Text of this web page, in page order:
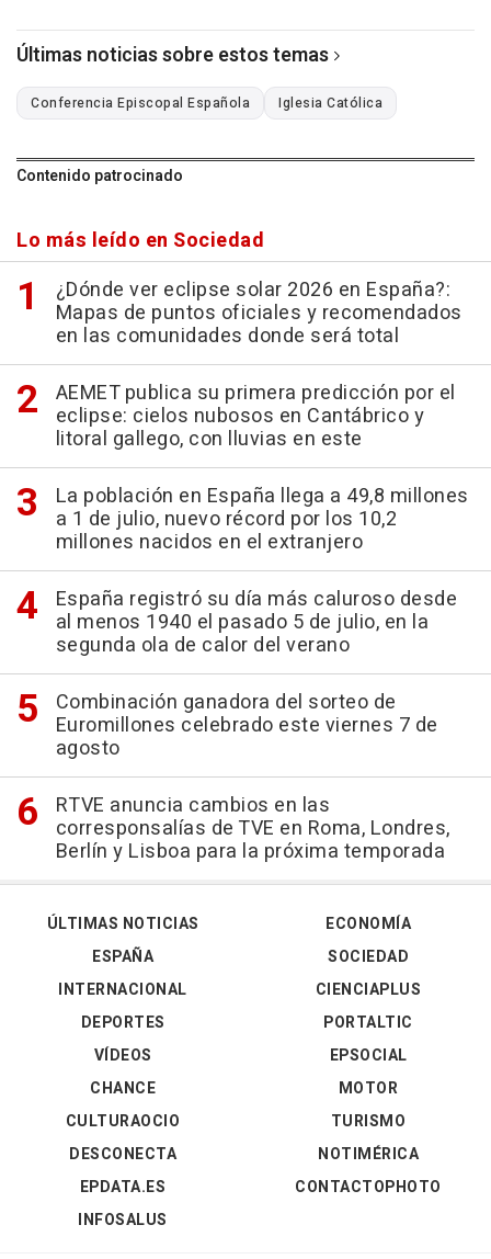
Últimas noticias sobre estos temas
Conferencia Episcopal Española Iglesia Católica
Contenido patrocinado
Lo más leído en Sociedad
¿Dónde ver eclipse solar 2026 en España?:
Mapas de puntos oficiales y recomendados
en las comunidades donde será total
AEMET publica su primera predicción por el
eclipse: cielos nubosos en Cantábrico y
litoral gallego, con lluvias en este
La población en España llega a 49,8 millones
a 1 de julio, nuevo récord por los 10,2
millones nacidos en el extranjero
España registró su día más caluroso desde
al menos 1940 el pasado 5 de julio, en la
segunda ola de calor del verano
Combinación ganadora del sorteo de
Euromillones celebrado este viernes 7 de
agosto
RTVE anuncia cambios en las
corresponsalías de TVE en Roma, Londres,
Berlín y Lisboa para la próxima temporada
ÚLTIMAS NOTICIAS
ESPAÑA
INTERNACIONAL
DEPORTES
VÍDEOS
ECONOMÍA
SOCIEDAD
CIENCIAPLUS
PORTALTIC
EPSOCIAL
CHANCE
CULTURAOCIO
DESCONECTA
EPDATA.ES
INFOSALUS
MOTOR
TURISMO
NOTIMÉRICA
CONTACTOPHOTO